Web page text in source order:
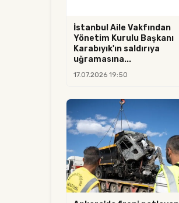
İstanbul Aile Vakfından
Yönetim Kurulu Başkanı
Karabıyık'ın saldırıya
uğramasına...
17.07.2026 19:50